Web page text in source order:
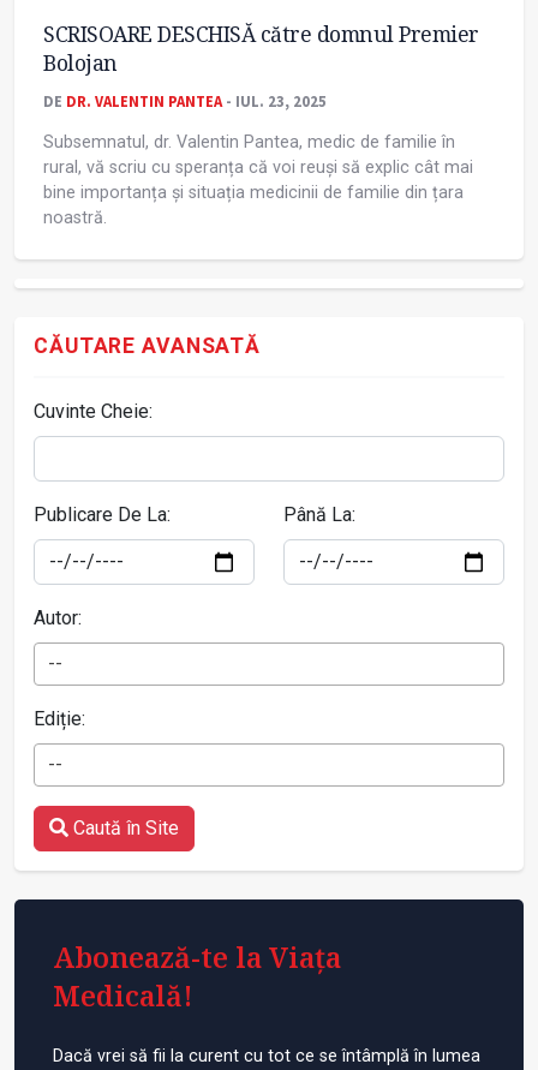
SCRISOARE DESCHISĂ către domnul Premier
Bolojan
DE DR. VALENTIN PANTEA- IUL. 23, 2025
Subsemnatul, dr. Valentin Pantea, medic de familie în
rural, vă scriu cu speranța că voi reuși să explic cât mai
bine importanța și situația medicinii de familie din țara
noastră.
CĂUTARE AVANSATĂ
Cuvinte Cheie:
Publicare De La: Până La:
Autor:
--
Ediție:
--
Caută în Site
Abonează-te la Viața
Medicală!
Dacă vrei să fii la curent cu tot ce se întâmplă în lumea